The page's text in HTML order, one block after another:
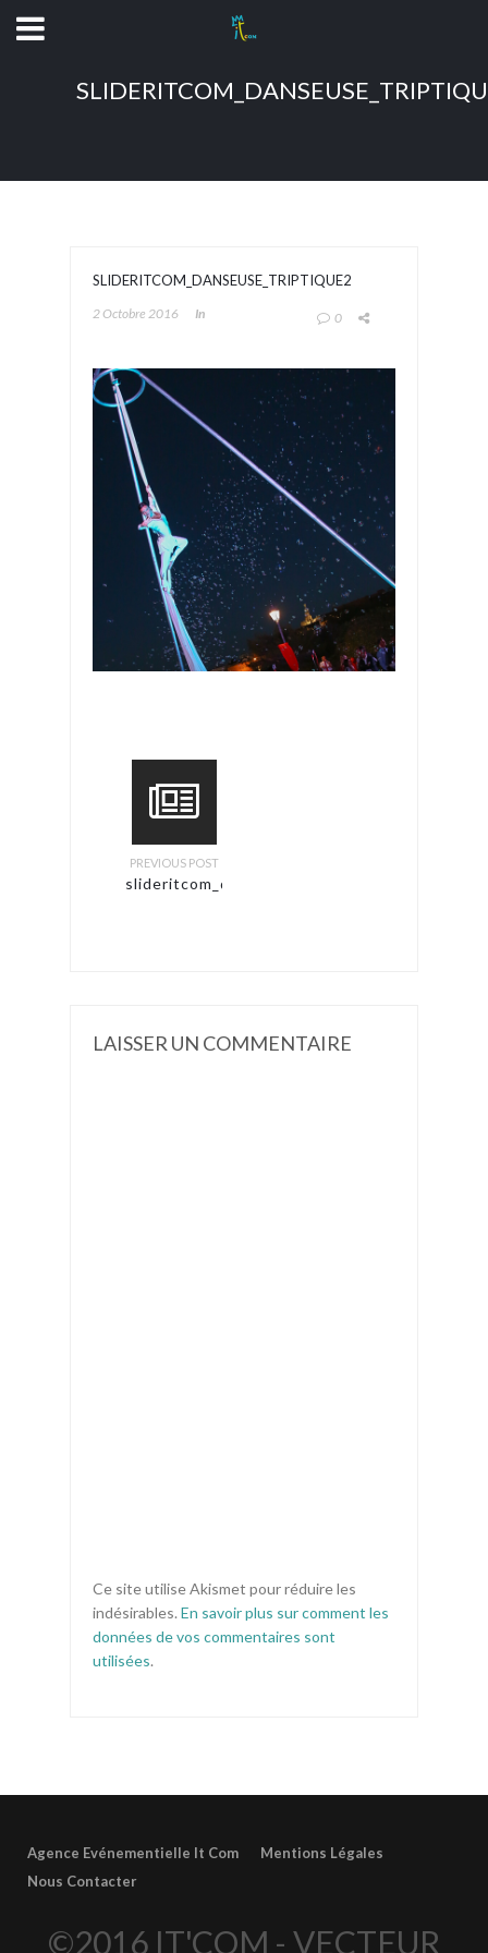
SLIDERITCOM_DANSEUSE_TRIPTIQUE2
2 Octobre 2016 In 0
PREVIOUS POST
slideritcom_danseuse_triptique2
LAISSER UN COMMENTAIRE
Ce site utilise Akismet pour réduire les
indésirables. En savoir plus sur comment les
données de vos commentaires sont
utilisées.
Agence Evénementielle It Com
Mentions Légales
Nous Contacter
©2016 IT'COM - VECTEUR